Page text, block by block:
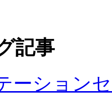
記事
ーション